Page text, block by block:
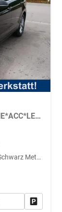
Comfortline 1.5 TSI DSG COMFORTLINE*ACC*LED*PDC*KAMERA*NAVI*SHZ* 7-SITZER 17-ZOLL
Grenadilla Schwarz Metallic